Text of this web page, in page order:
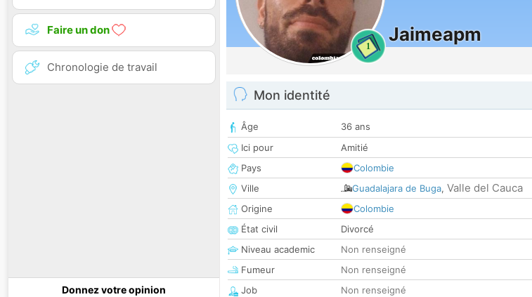
Faire un don
Chronologie de travail
Donnez votre opinion
1
Jaimeapm
Mon identité
Âge
36 ans
Ici pour
Amitié
Pays
Colombie
Ville
Guadalajara de Buga, Valle del Cauca
Origine
Colombie
État civil
Divorcé
Niveau academic
Non renseigné
Fumeur
Non renseigné
Job
Non renseigné